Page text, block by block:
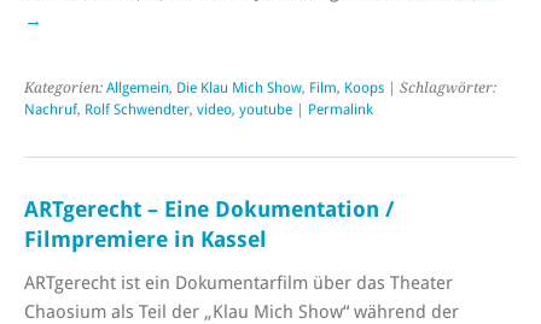
→
Kategorien: Allgemein, Die Klau Mich Show, Film, Koops | Schlagwörter:
Nachruf, Rolf Schwendter, video, youtube | Permalink
ARTgerecht – Eine Dokumentation /
Filmpremiere in Kassel
ARTgerecht ist ein Dokumentarfilm über das Theater
Chaosium als Teil der „Klau Mich Show“ während der